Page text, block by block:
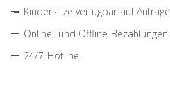
Kindersitze verfügbar auf Anfrage
Online- und Offline-Bezahlungen
24/7-Hotline